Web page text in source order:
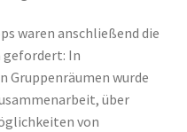
waren anschließend die
gefordert: In
Gruppenräumen wurde
über
von